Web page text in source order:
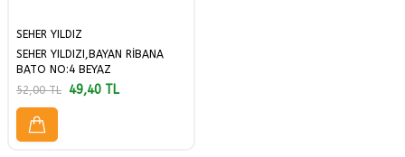
SEHER YILDIZ
SEHER YILDIZI,BAYAN RİBANA
BATO NO:4 BEYAZ
52,00TL 49,40 TL